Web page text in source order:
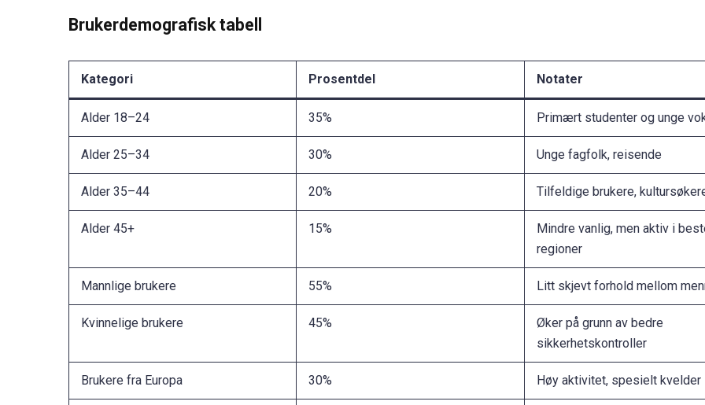
Brukerdemografisk tabell
Kategori Prosentdel Notater
Alder 18–24 35% Primært studenter og unge
Alder 25–34 30% Unge fagfolk, reisende
Alder 35–44 20% Tilfeldige brukere,
Alder 45+ 15%
Mindre vanlig, men aktiv i
regioner
Mannlige brukere 55% Litt skjevt forhold mellom
Kvinnelige brukere 45%
Øker på grunn av bedre
sikkerhetskontroller
Brukere fra Europa 30% Høy aktivitet, spesielt kvelder